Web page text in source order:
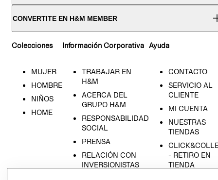
CONVERTITE EN H&M MEMBER
Colecciones
MUJER
HOMBRE
NIÑOS
HOME
Información Corporativa
TRABAJAR EN
H&M
ACERCA DEL
GRUPO H&M
RESPONSABILIDAD
SOCIAL
PRENSA
RELACIÓN CON
INVERSIONISTAS
Ayuda
CONTACTO
SERVICIO AL
CLIENTE
MI CUENTA
NUESTRAS
TIENDAS
- RETIRO EN
TIENDA